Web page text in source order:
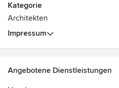
3D Modell Änderungen
zufrieden mit ihrem Gebäude zu
Kategorie
Architekten
Impressum
Angebotene Dienstleistungen